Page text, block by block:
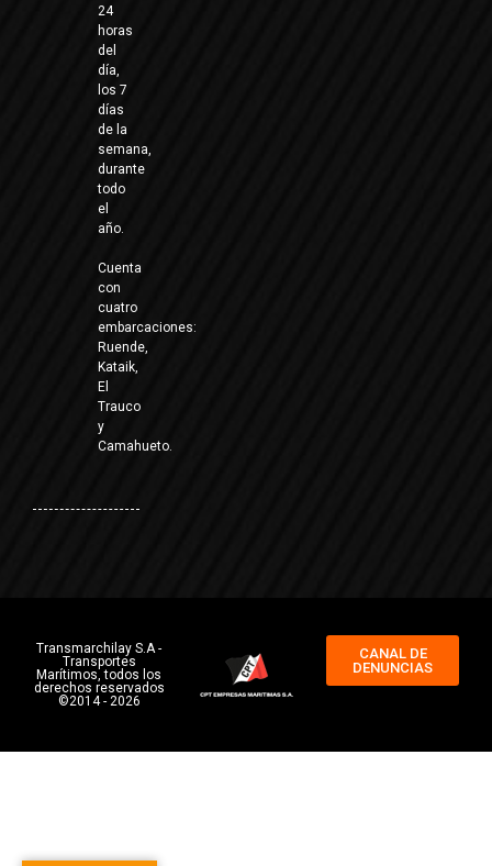
24
horas
del
día,
los 7
días
de la
semana,
durante
todo
el
año.
Cuenta
con
cuatro
embarcaciones:
Ruende,
Kataik,
El
Trauco
y
Camahueto.
Transmarchilay S.A -
Transportes
Marítimos, todos los
derechos reservados
©2014 - 2026
CANAL DE
DENUNCIAS